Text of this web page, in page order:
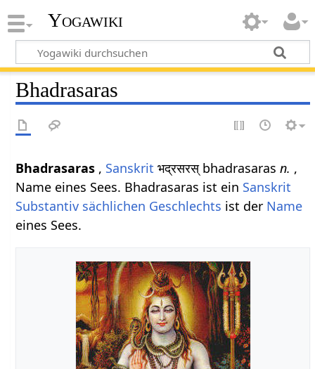
Yogawiki
Bhadrasaras
Bhadrasaras , Sanskrit भद्रसरस् bhadrasarasn. ,
Name eines Sees. Bhadrasaras ist ein Sanskrit
Substantiv sächlichen Geschlechts ist der Name
eines Sees.